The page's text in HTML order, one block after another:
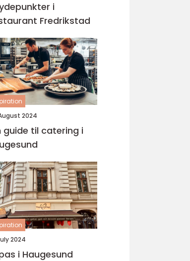
i
Fredrikstad
2024
guide til catering i
2024
i Haugesund